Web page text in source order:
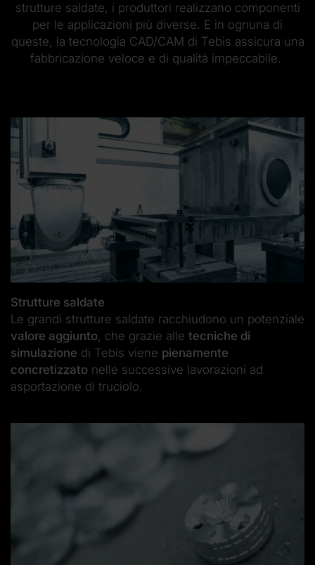
strutture saldate, i produttori realizzano componenti
per le applicazioni più diverse. E in ognuna di
queste, la tecnologia CAD/CAM di Tebis assicura una
fabbricazione veloce e di qualità impeccabile.
Strutture saldate
Le grandi strutture saldate racchiudono un potenziale
valore aggiunto, che grazie alle tecniche di
simulazione di Tebis viene pienamente
concretizzato nelle successive lavorazioni ad
asportazione di truciolo.